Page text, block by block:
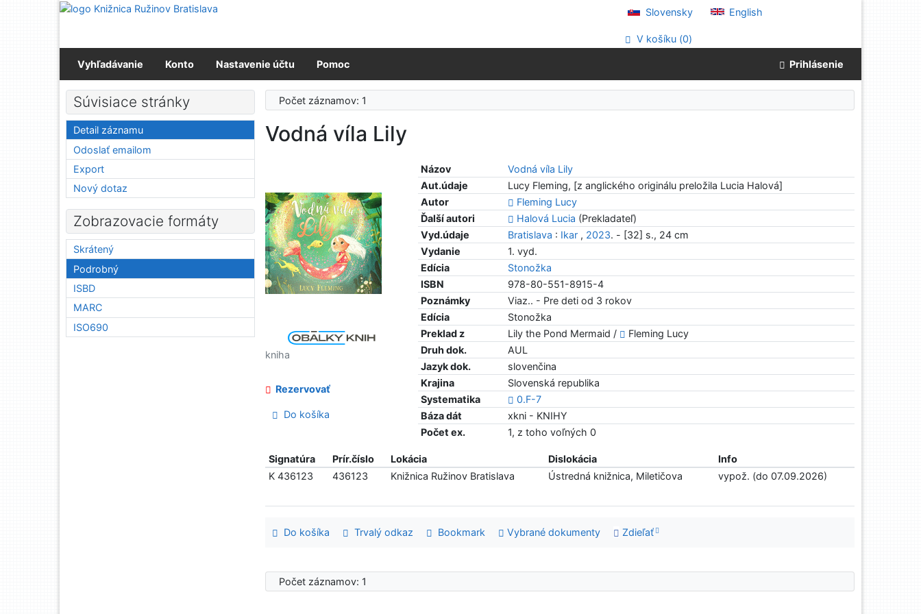
Prejsť na obsah
Slovensky English
V košíku (0)
Vyhľadávanie Konto Nastavenie účtu Pomoc Prihlásenie
Počet záznamov: 1
Vodná víla Lily
Názov
Vodná víla Lily
Aut.údaje
Lucy Fleming, [z anglického originálu preložila Lucia Halová]
Autor
Fleming Lucy
Ďalší autori
Halová Lucia (Prekladateľ)
Vyd.údaje
Bratislava : Ikar , 2023. - [32] s., 24 cm
Vydanie
1. vyd.
Edícia
Stonožka
ISBN
978-80-551-8915-4
Poznámky
Viaz.. - Pre deti od 3 rokov
Edícia
Stonožka
Preklad z
Lily the Pond Mermaid /
Fleming Lucy
Druh dok.
AUL
Jazyk dok.
slovenčina
Krajina
Slovenská republika
Systematika
0.F-7
Báza dát
xkni - KNIHY
Počet ex.
1, z toho voľných 0
kniha
Rezervovať
Do košíka
Signatúra Prír.číslo Lokácia Dislokácia
Info
K 436123
436123 Knižnica Ružinov Bratislava Ústredná knižnica, Miletičova vypož. (do 07.09.2026)
Do košíka Trvalý odkaz Bookmark Vybrané dokumenty Zdieľať
Počet záznamov: 1
Súvisiace stránky
Detail záznamu
Odoslať emailom
Export
Nový dotaz
Zobrazovacie formáty
Skrátený
Podrobný
ISBD
MARC
ISO690